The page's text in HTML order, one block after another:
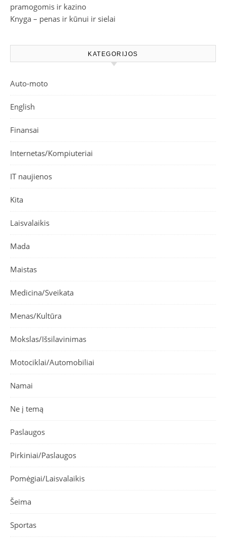
pramogomis ir kazino
Knyga – penas ir kūnui ir sielai
KATEGORIJOS
Auto-moto
English
Finansai
Internetas/Kompiuteriai
IT naujienos
Kita
Laisvalaikis
Mada
Maistas
Medicina/Sveikata
Menas/Kultūra
Mokslas/Išsilavinimas
Motociklai/Automobiliai
Namai
Ne į temą
Paslaugos
Pirkiniai/Paslaugos
Pomėgiai/Laisvalaikis
Šeima
Sportas